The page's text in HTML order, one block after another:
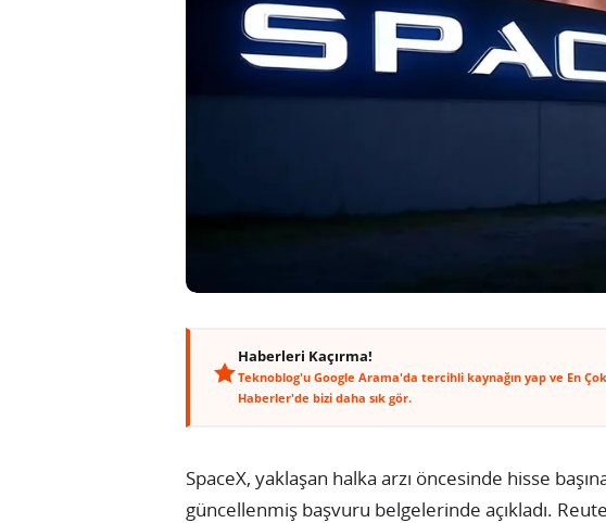
Haberleri Kaçırma!
Teknoblog'u Google Arama'da tercihli kaynağın yap ve En
Haberler'de bizi daha sık gör.
SpaceX, yaklaşan halka arzı öncesinde hisse
güncellenmiş başvuru belgelerinde açıkladı.